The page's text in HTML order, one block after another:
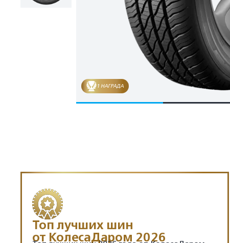
1 НАГРАДА
Топ лучших шин
от КолесаДаром 2026